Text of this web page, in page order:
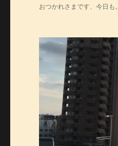
おつかれさまです、今日も。